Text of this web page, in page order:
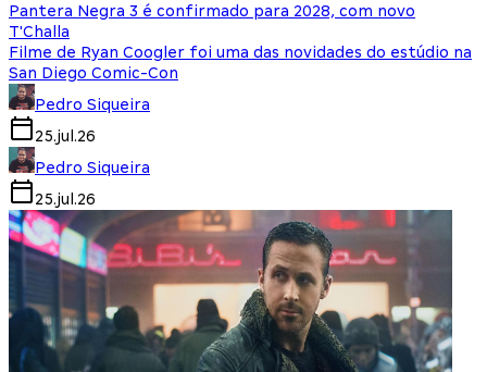
Pantera Negra 3 é confirmado para 2028, com novo
T'Challa
Filme de Ryan Coogler foi uma das novidades do estúdio na
San Diego Comic-Con
Pedro Siqueira
25.jul.26
Pedro Siqueira
25.jul.26